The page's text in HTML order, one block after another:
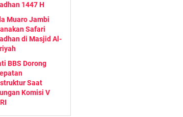
1447 H
Muaro Jambi
Safari
di Masjid Al-
BBS Dorong
Saat
Komisi V